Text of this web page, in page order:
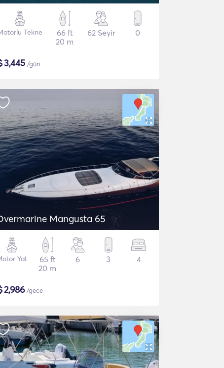
Tekne
66 ft
20 m
62 Seyir 0
3,445 /gün
Mangusta 65
Yat
65 ft
20 m
6 3 4
2,986/gece